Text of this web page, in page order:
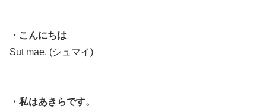
・こんにちは
Sut mae. (シュマイ)
・私はあきらです。